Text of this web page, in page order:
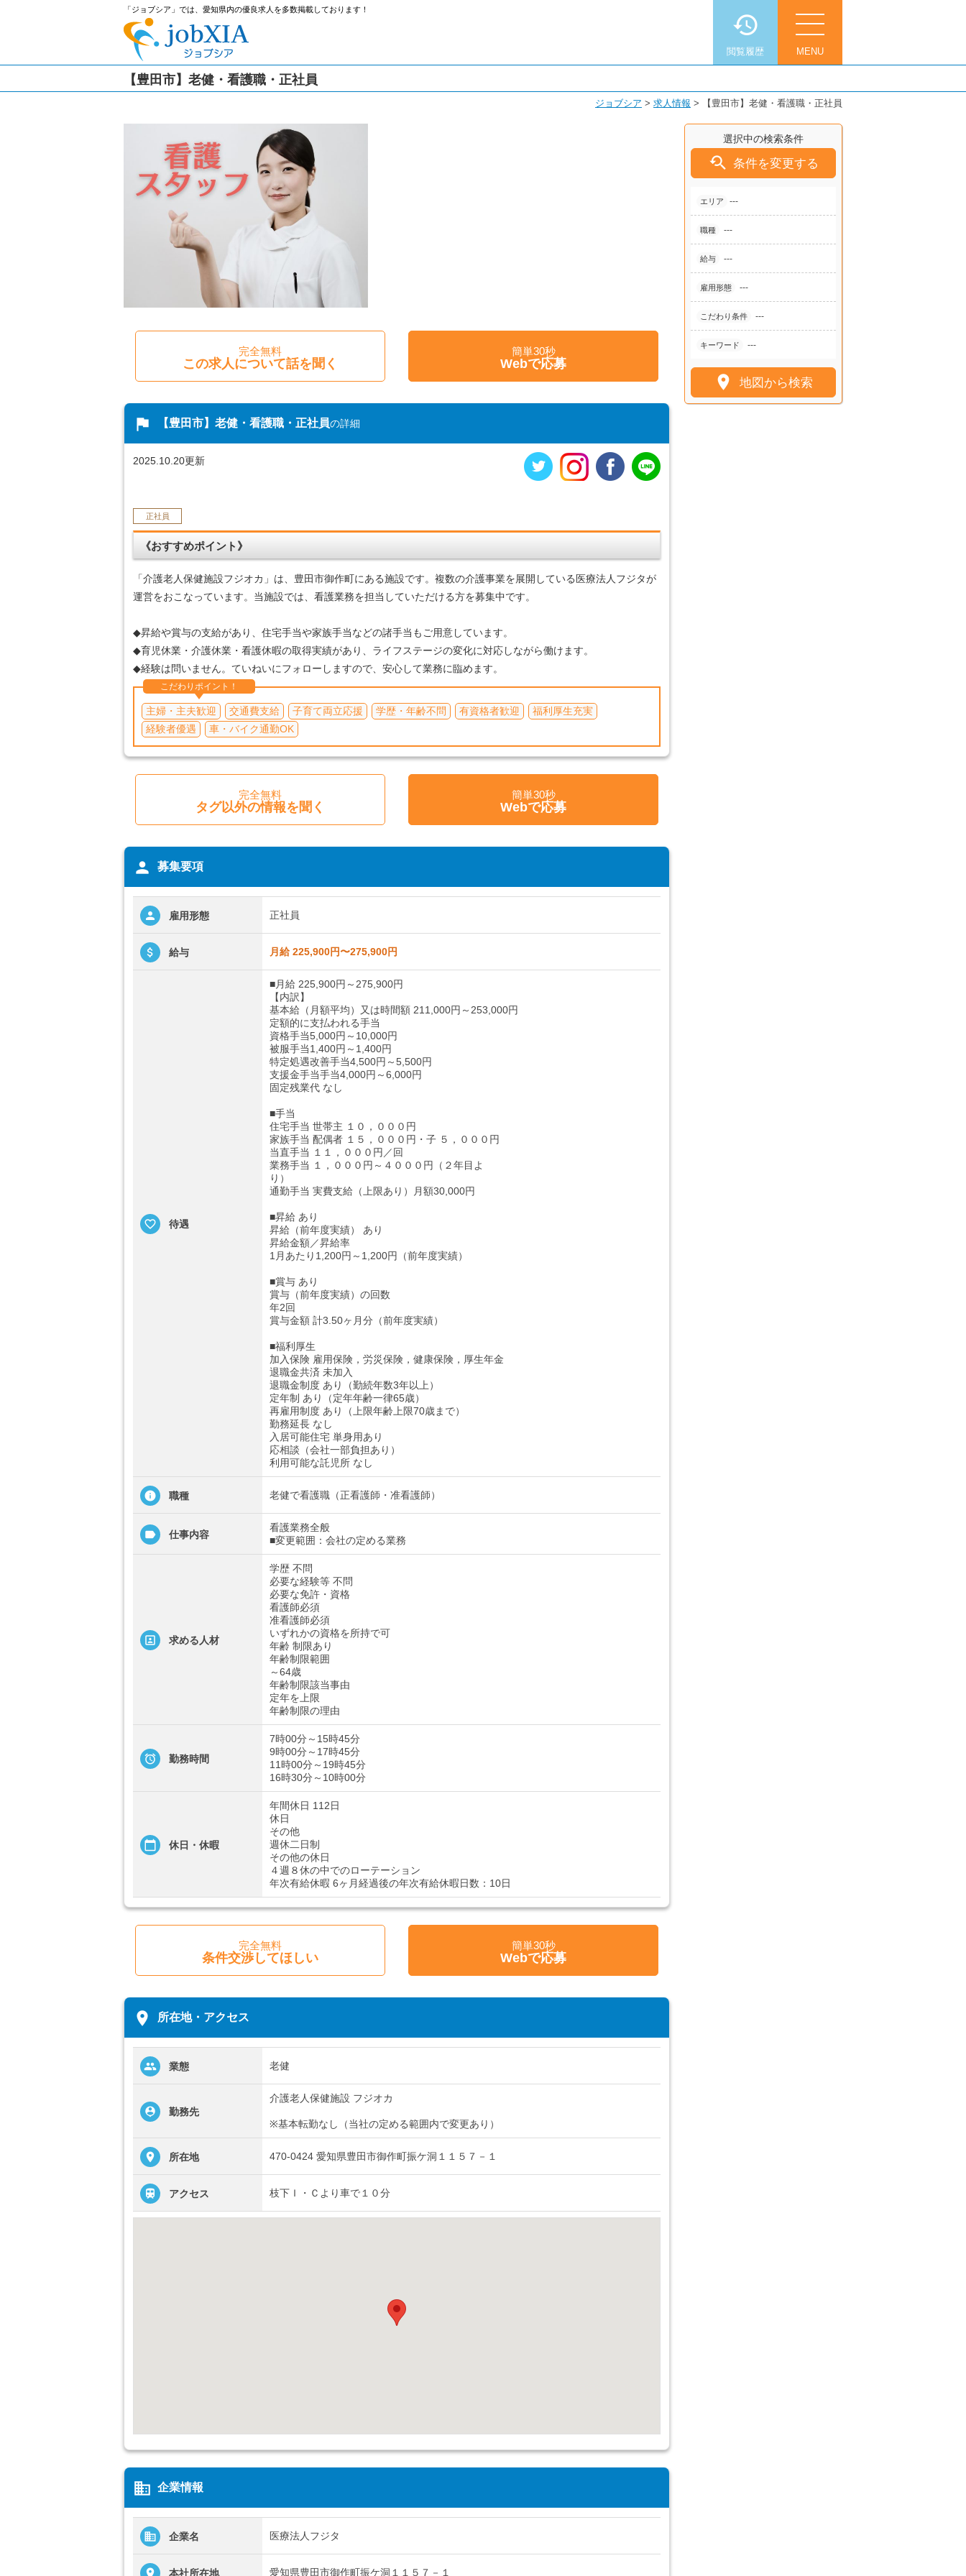
「ジョブシア」では、愛知県内の優良求人を多数掲載しております！
MENU
閲覧履歴
【豊田市】老健・看護職・正社員
ジョブシア > 求人情報 > 【豊田市】老健・看護職・正社員
選択中の検索条件
 条件を変更する
エリア ---
職種 ---
給与 ---
雇用形態 ---
こだわり条件 ---
キーワード ---
 地図から検索
完全無料
この求人について話を聞く
簡単30秒
Webで応募
flag 【豊田市】老健・看護職・正社員の詳細
2025.10.20更新
正社員
《おすすめポイント》
「介護老人保健施設フジオカ」は、豊田市御作町にある施設です。複数の介護事業を展開している医療法人フジタが
運営をおこなっています。当施設では、看護業務を担当していただける方を募集中です。
◆昇給や賞与の支給があり、住宅手当や家族手当などの諸手当もご用意しています。
◆育児休業・介護休業・看護休暇の取得実績があり、ライフステージの変化に対応しながら働けます。
◆経験は問いません。ていねいにフォローしますので、安心して業務に臨めます。
こだわりポイント！
主婦・主夫歓迎 交通費支給 子育て両立応援 学歴・年齢不問 有資格者歓迎
福利厚生充実
経験者優遇
車・バイク通勤OK
完全無料
タグ以外の情報を聞く
簡単30秒
Webで応募
person 募集要項
雇用形態 正社員
給与 月給 225,900円〜275,900円
待遇
■月給 225,900円～275,900円
【内訳】
基本給（月額平均）又は時間額 211,000円～253,000円
定額的に支払われる手当
資格手当5,000円～10,000円
被服手当1,400円～1,400円
特定処遇改善手当4,500円～5,500円
支援金手当手当4,000円～6,000円
固定残業代 なし
■手当
住宅手当 世帯主 １０，０００円
家族手当 配偶者 １５，０００円・子 ５，０００円
当直手当 １１，０００円／回
業務手当 １，０００円～４０００円（２年目よ
り）
通勤手当 実費支給（上限あり）月額30,000円
■昇給 あり
昇給（前年度実績） あり
昇給金額／昇給率
1月あたり1,200円～1,200円（前年度実績）
■賞与 あり
賞与（前年度実績）の回数
年2回
賞与金額 計3.50ヶ月分（前年度実績）
■福利厚生
加入保険 雇用保険，労災保険，健康保険，厚生年金
退職金共済 未加入
退職金制度 あり（勤続年数3年以上）
定年制 あり（定年年齢一律65歳）
再雇用制度 あり（上限年齢上限70歳まで）
勤務延長 なし
入居可能住宅 単身用あり
応相談（会社一部負担あり）
利用可能な託児所 なし
職種 老健で看護職（正看護師・准看護師）
仕事内容
看護業務全般
■変更範囲：会社の定める業務
求める人材
学歴 不問
必要な経験等 不問
必要な免許・資格
看護師必須
准看護師必須
いずれかの資格を所持で可
年齢 制限あり
年齢制限範囲
～64歳
年齢制限該当事由
定年を上限
年齢制限の理由
勤務時間
7時00分～15時45分
9時00分～17時45分
11時00分～19時45分
16時30分～10時00分
休日・休暇
年間休日 112日
休日
その他
週休二日制
その他の休日
４週８休の中でのローテーション
年次有給休暇 6ヶ月経過後の年次有給休暇日数：10日
完全無料
条件交渉してほしい
簡単30秒
Webで応募
place 所在地・アクセス
業態 老健
勤務先
介護老人保健施設 フジオカ
※基本転勤なし（当社の定める範囲内で変更あり）
所在地 470-0424 愛知県豊田市御作町振ケ洞１１５７－１
アクセス 枝下Ｉ・Ｃより車で１０分
business 企業情報
企業名 医療法人フジタ
本社所在地 愛知県豊田市御作町振ケ洞１１５７－１